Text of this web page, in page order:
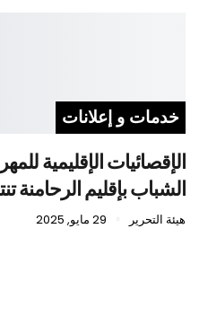
خدمات و إعلانات
الإقصائيات الإقليمية
الشباب بإقليم الرحامنة
هيئة التحرير 29 مايو, 2025